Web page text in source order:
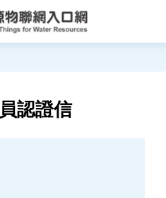
認證信